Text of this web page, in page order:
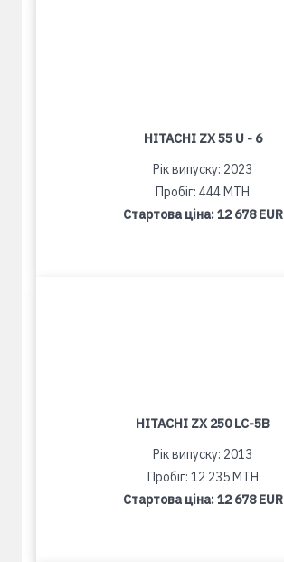
HITACHI ZX 55 U - 6
Рік випуску: 2023
Пробіг: 444 MTH
Стартова ціна:12 678 EUR
HITACHI ZX 250 LC-5B
Рік випуску: 2013
Пробіг: 12 235 MTH
Стартова ціна:12 678 EUR